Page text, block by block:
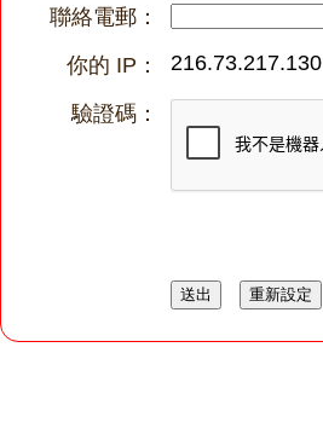
聯絡電郵：
你的 IP：
216.73.217.130
驗證碼：